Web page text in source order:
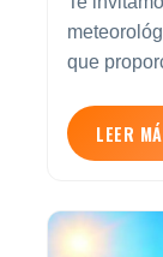
que
LEER